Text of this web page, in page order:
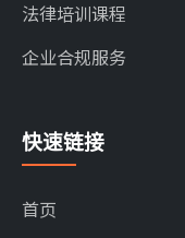
法律培训课程
企业合规服务
快速链接
首页